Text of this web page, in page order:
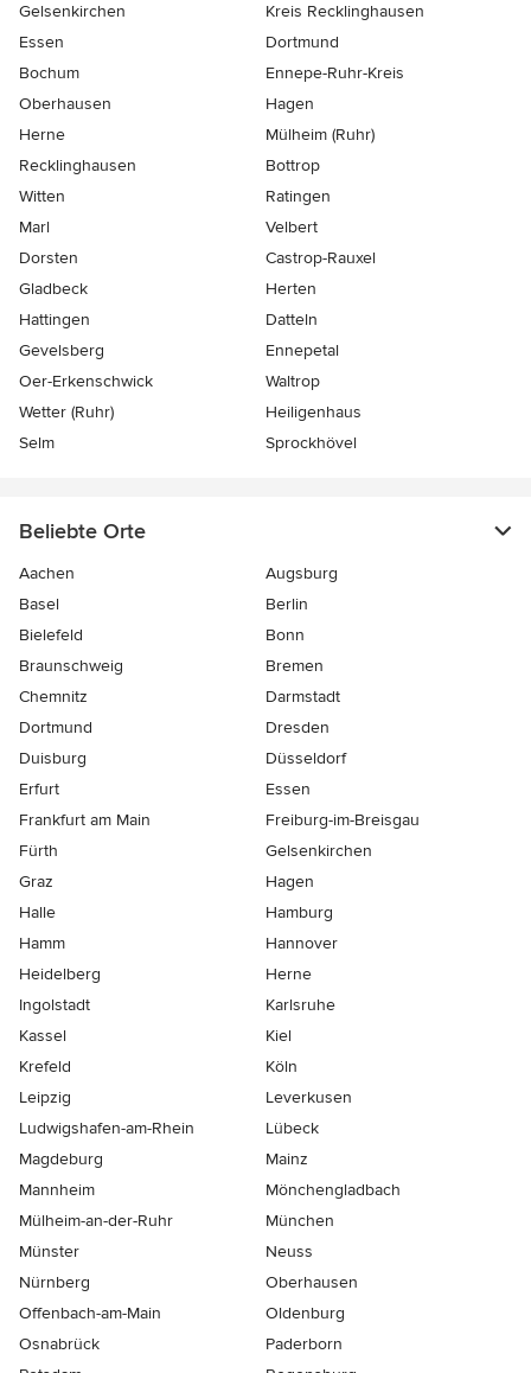
Gelsenkirchen
Kreis Recklinghausen
Essen
Dortmund
Bochum
Ennepe-Ruhr-Kreis
Oberhausen
Hagen
Herne
Mülheim (Ruhr)
Recklinghausen
Bottrop
Witten
Ratingen
Marl
Velbert
Dorsten
Castrop-Rauxel
Gladbeck
Herten
Hattingen
Datteln
Gevelsberg
Ennepetal
Oer-Erkenschwick
Waltrop
Wetter (Ruhr)
Heiligenhaus
Selm
Sprockhövel
Beliebte Orte
Aachen
Augsburg
Basel
Berlin
Bielefeld
Bonn
Braunschweig
Bremen
Chemnitz
Darmstadt
Dortmund
Dresden
Duisburg
Düsseldorf
Erfurt
Essen
Frankfurt am Main
Freiburg-im-Breisgau
Fürth
Gelsenkirchen
Graz
Hagen
Halle
Hamburg
Hamm
Hannover
Heidelberg
Herne
Ingolstadt
Karlsruhe
Kassel
Kiel
Krefeld
Köln
Leipzig
Leverkusen
Ludwigshafen-am-Rhein
Lübeck
Magdeburg
Mainz
Mannheim
Mönchen­gladbach
Mülheim-an-der-Ruhr
München
Münster
Neuss
Nürnberg
Oberhausen
Offenbach-am-Main
Oldenburg
Osnabrück
Paderborn